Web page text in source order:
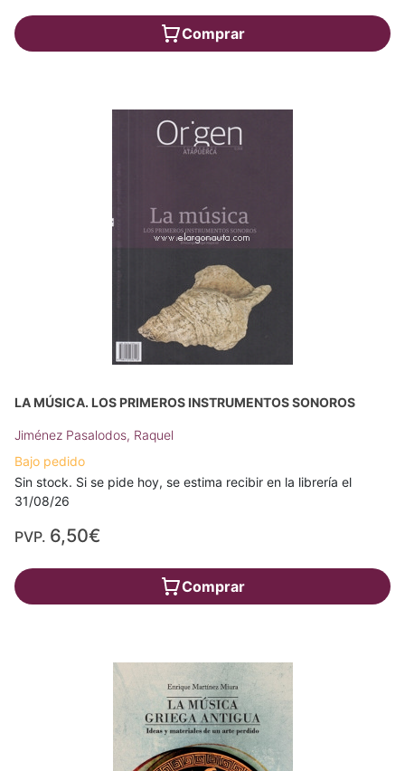
Comprar
LA MÚSICA. LOS PRIMEROS INSTRUMENTOS SONOROS
Jiménez Pasalodos, Raquel
Bajo pedido
Sin stock. Si se pide hoy, se estima recibir en la librería el
31/08/26
PVP. 6,50€
Comprar